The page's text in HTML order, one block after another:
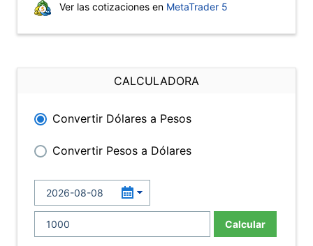
Ver las cotizaciones en MetaTrader 5
CALCULADORA
Convertir Dólares a Pesos
Convertir Pesos a Dólares
Calcular